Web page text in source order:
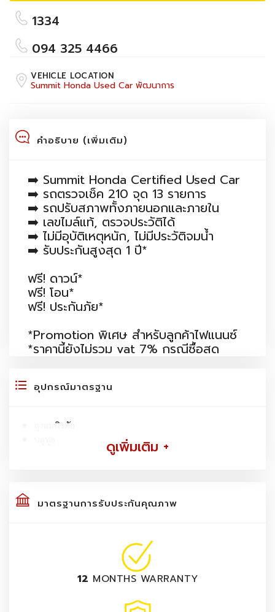
คำอธิบาย (เพิ่มเติม)
➡️ Summit Honda Certified Used Car
➡️ รถตรวจเช็ค 210 จุด 13 รายการ
➡️ รถปรับสภาพทั้งภายนอกและภายใน
➡️ เลขไมล์แท้, ตรวจประวัติได้
➡️ ไม่มีอุบัติเหตุหนัก, ไม่มีประวัติจมน้ำ
➡️ รับประกันสูงสุด 1 ปี*
ฟรี! ดาวน์*
ฟรี! โอน*
ฟรี! ประกันภัย*
*Promotion พิเศษ สำหรับลูกค้าไฟแนนซ์
*ราคานี้ยังไม่รวม vat 7% กรณีซื้อสด
อุปกรณ์มาตรฐาน
ถุงลมนิรภัย
ดูเพิ่มเติม +
มาตรฐานการรับประกันคุณภาพ
12 MONTHS WARRANTY
1334
094 325 4466
VEHICLE LOCATION
Summit Honda Used Car พัฒนาการ